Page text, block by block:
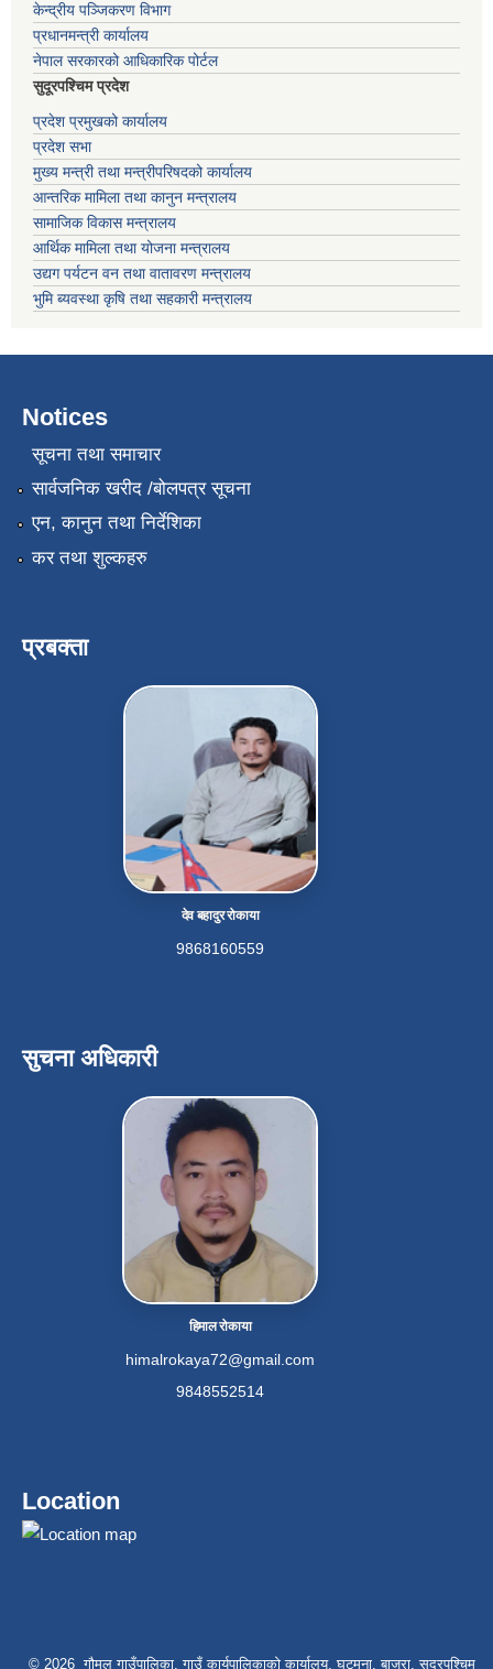
केन्द्रीय पञ्जिकरण विभाग
प्रधानमन्त्री कार्यालय
नेपाल सरकारको आधिकारिक पोर्टल
सुदूरपश्चिम प्रदेश
प्रदेश प्रमुखको कार्यालय
प्रदेश सभा
मुख्य मन्त्री तथा मन्त्रीपरिषदको कार्यालय
आन्तरिक मामिला तथा कानुन मन्त्रालय
सामाजिक विकास मन्त्रालय
आर्थिक मामिला तथा योजना मन्त्रालय
उद्यग पर्यटन वन तथा वातावरण मन्त्रालय
भुमि ब्यवस्था कृषि तथा सहकारी मन्त्रालय
Notices
सूचना तथा समाचार
सार्वजनिक खरीद /बोलपत्र सूचना
एन, कानुन तथा निर्देशिका
कर तथा शुल्कहरु
प्रबक्ता
देव बहादुर रोकाया
9868160559
सुचना अधिकारी
हिमाल रोकाया
himalrokaya72@gmail.com
9848552514
Location
© 2026 गौमुल गाउँपालिका, गाउँ कार्यपालिकाको कार्यालय, घट्मुना, बाजुरा, सुदूरपश्चिम